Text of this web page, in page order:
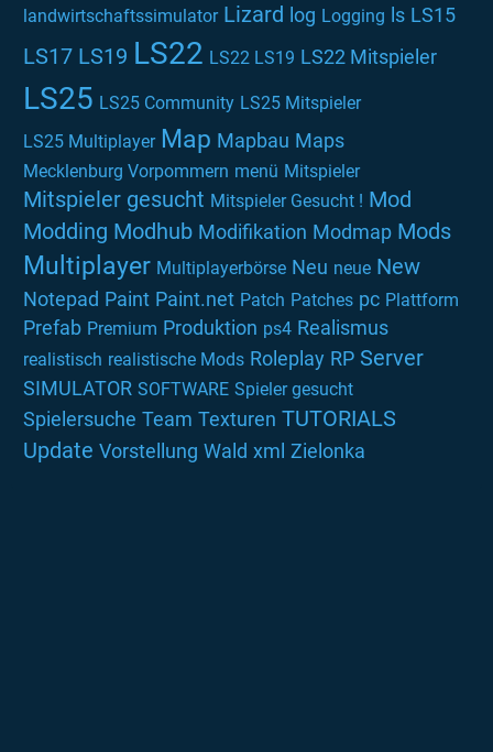
landwirtschaftssimulator Lizard log Logging ls LS15
LS17 LS19 LS22 LS22 LS19 LS22 Mitspieler
LS25 LS25 Community LS25 Mitspieler
LS25 Multiplayer Map Mapbau Maps
Mecklenburg Vorpommern menü Mitspieler
Mitspieler gesucht Mitspieler Gesucht ! Mod
Modding Modhub Modifikation Modmap Mods
Multiplayer Multiplayerbörse Neu neue New
Notepad Paint Paint.net Patch Patches pc Plattform
Prefab Premium Produktion ps4 Realismus
realistisch realistische Mods Roleplay RP Server
SIMULATOR SOFTWARE Spieler gesucht
Spielersuche Team Texturen TUTORIALS
Update Vorstellung Wald xml Zielonka